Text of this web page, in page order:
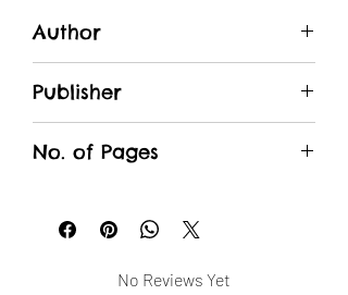
आदि में अनुवाद हो चुका है। इनकी बहुचर्चित पुस्तक
'चौरासी' का फ़िल्मांकन 'ग्रहण' नाम से हो चुका है।
'बनारस टॉकीज़' और 'दिल्ली दरबार' फ़िल्म
अग्रवाल सम्मान, संकल्प सम्मान तथा कोयला
Author
Publisher
No. of Pages
No Reviews Yet